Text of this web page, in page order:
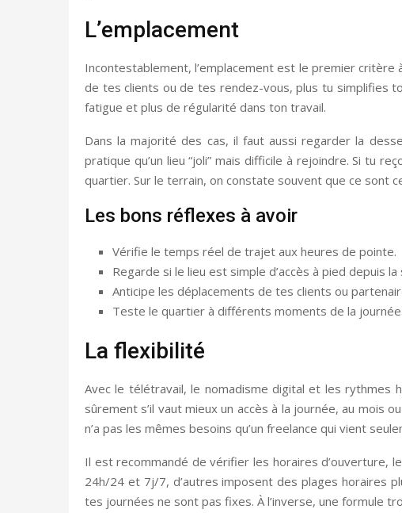
L’emplacement
Incontestablement, l’emplacement est le premier
de tes clients ou de tes rendez-vous, plus tu simplifies
fatigue et plus de régularité dans ton travail.
Dans la majorité des cas, il faut aussi regarder la
pratique qu’un lieu “joli” mais difficile à rejoindre. Si tu
quartier. Sur le terrain, on constate souvent que ce sont
Les bons réflexes à avoir
Vérifie le temps réel de trajet aux heures de pointe.
Regarde si le lieu est simple d’accès à pied depuis
Anticipe les déplacements de tes clients ou
Teste le quartier à différents moments de la journée.
La flexibilité
Avec le télétravail, le nomadisme digital et les rythmes
sûrement s’il vaut mieux un accès à la journée, au mois
n’a pas les mêmes besoins qu’un freelance qui vient
Il est recommandé de vérifier les horaires d’ouverture,
24h/24 et 7j/7, d’autres imposent des plages horaires
tes journées ne sont pas fixes. À l’inverse, une formule